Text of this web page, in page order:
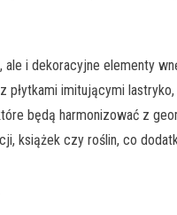
ale i dekoracyjne elementy
płytkami imitującymi
będą harmonizować z
książek czy roślin, co